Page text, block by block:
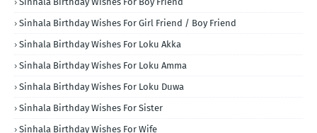
Sinhala Birthday Wishes For Girl Friend / Boy Friend
Sinhala Birthday Wishes For Loku Akka
Sinhala Birthday Wishes For Loku Amma
Sinhala Birthday Wishes For Loku Duwa
Sinhala Birthday Wishes For Sister
Sinhala Birthday Wishes For Wife